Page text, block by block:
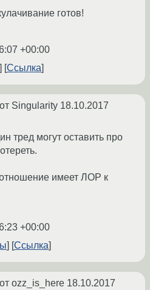
готов!
+00:00
Ссылка
от Singularity 18.10.2017
тред могут оставить про
отношение имеет ЛОР к
+00:00
Ссылка
от ozz_is_here 18.10.2017